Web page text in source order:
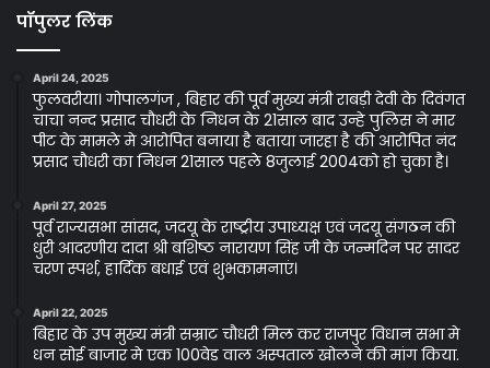
पॉपुलर लिंक
April 24, 2025
फुलवरीया। गोपालगंज , बिहार की पूर्व मुख्य मंत्री राबड़ी देवी के दिवंगत
चाचा नन्द प्रसाद चौधरी के निधन के 21साल बाद उन्हे पुलिस ने मार
पीट के मामले मे आरोपित बनाया है बताया जारहा है की आरोपित नंद
प्रसाद चौधरी का निधन 21साल पहले 8जुलाई 2004को हो चुका है।
April 27, 2025
पूर्व राज्यसभा सांसद, जदयू के राष्ट्रीय उपाध्यक्ष एवं जदयू संगठन की
धुरी आदरणीय दादा श्री बशिष्ठ नारायण सिंह जी के जन्मदिन पर सादर
चरण स्पर्श, हार्दिक बधाई एवं शुभकामनाएं।
April 22, 2025
बिहार के उप मुख्य मंत्री सम्राट चौधरी मिल कर राजपुर विधान सभा मे
धन सोई बाजार मे एक 100वेड वाल अस्पताल खोलने की मांग किया.